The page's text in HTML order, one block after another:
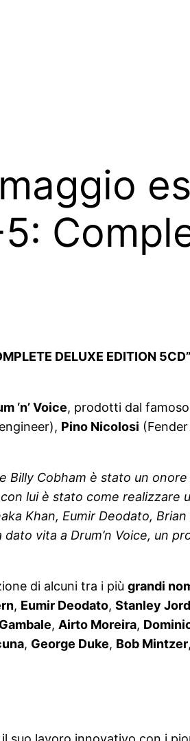
DELUXE EDITION
‘n’ Voice, prodotti dal famoso
Pino Nicolosi
Billy Cobham è stato un
lui è stato come
Khan, Eumir Deodato,
vita a Drum’n Voice, un
di alcuni tra i più grandi
, Eumir Deodato, Stanley
, Airto Moreira,
, George Duke, Bob Mintzer,